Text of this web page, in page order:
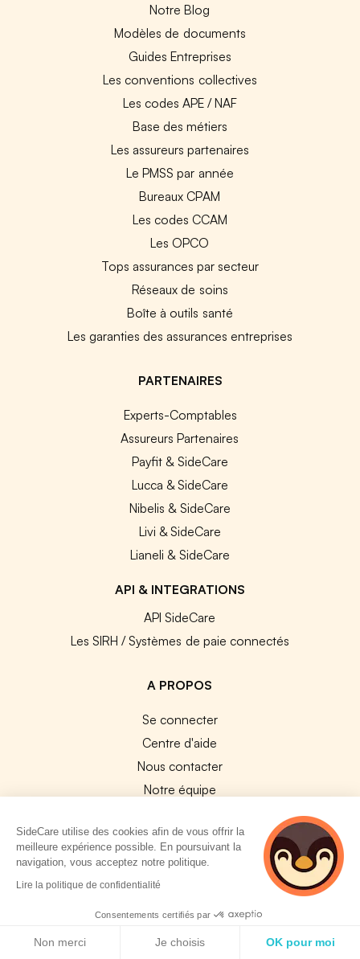
Notre Blog
Modèles de documents
Guides Entreprises
Les conventions collectives
Les codes APE / NAF
Base des métiers
Les assureurs partenaires
Le PMSS par année
Bureaux CPAM
Les codes CCAM
Les OPCO
Tops assurances par secteur
Réseaux de soins
Boîte à outils santé
Les garanties des assurances entreprises
PARTENAIRES
Experts-Comptables
Assureurs Partenaires
Payfit & SideCare
Lucca & SideCare
Nibelis & SideCare
Livi & SideCare
Lianeli & SideCare
API & INTEGRATIONS
API SideCare
Les SIRH / Systèmes de paie connectés
A PROPOS
Se connecter
Centre d'aide
Nous contacter
Notre équipe
Travailler chez SideCare
Mentions légales
CGU & RGPD
NOS APPS
SideCare utilise des cookies afin de vous offrir la
meilleure expérience possible. En poursuivant la
navigation, vous acceptez notre politique.
Lire la politique de confidentialité
Consentements certifiés par
Non merci Je choisis OK pour moi
2 personnes
consultent
actuellement cette